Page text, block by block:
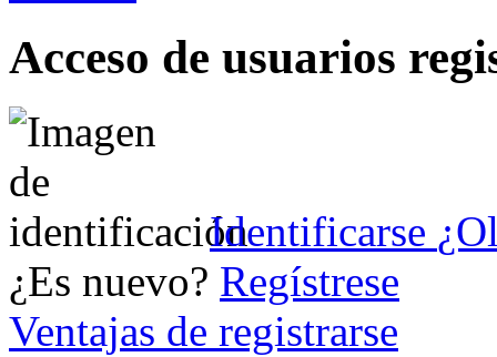
Acceso de usuarios
Identificarse
¿Es nuevo? Regístrese
Ventajas de registrarse